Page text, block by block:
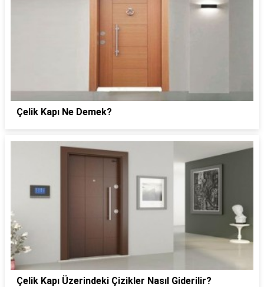
Çelik Kapı Ne Demek?
Çelik Kapı Üzerindeki Çizikler Nasıl Giderilir?